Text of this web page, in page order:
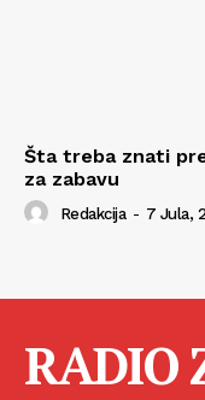
Šta treba znati
za zabavu
Redakcija - 7 Jula,
RADIO